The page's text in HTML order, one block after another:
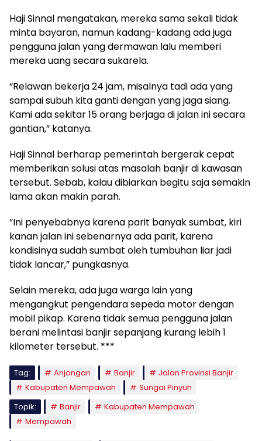
Haji Sinnal mengatakan, mereka sama sekali tidak
minta bayaran, namun kadang-kadang ada juga
pengguna jalan yang dermawan lalu memberi
mereka uang secara sukarela.
“Relawan bekerja 24 jam, misalnya tadi ada yang
sampai subuh kita ganti dengan yang jaga siang.
Kami ada sekitar 15 orang berjaga di jalan ini secara
gantian,” katanya.
Haji Sinnal berharap pemerintah bergerak cepat
memberikan solusi atas masalah banjir di kawasan
tersebut. Sebab, kalau dibiarkan begitu saja semakin
lama akan makin parah.
“Ini penyebabnya karena parit banyak sumbat, kiri
kanan jalan ini sebenarnya ada parit, karena
kondisinya sudah sumbat oleh tumbuhan liar jadi
tidak lancar,” pungkasnya.
Selain mereka, ada juga warga lain yang
mengangkut pengendara sepeda motor dengan
mobil pikap. Karena tidak semua pengguna jalan
berani melintasi banjir sepanjang kurang lebih 1
kilometer tersebut. ***
Tag: Anjongan Banjir
Jalan Provinsi Banjir
Kabupaten Mempawah
Sungai Pinyuh
Topik:
Banjir
Kabupaten Mempawah
Mempawah